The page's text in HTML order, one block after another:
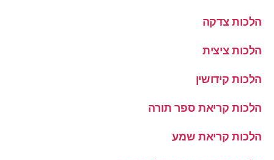
הלכות צדקה
הלכות ציצית
הלכות קידושין
הלכות קריאת ספר תורה
הלכות קריאת שמע